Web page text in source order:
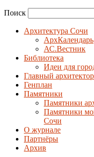
Поиск
Архитектура Сочи
АрхКалендарь
АС.Вестник
Библиотека
Идеи для
Главный
Генплан
Памятники
Памятники
Памятники
Сочи
О журнале
Партнёры
Архив